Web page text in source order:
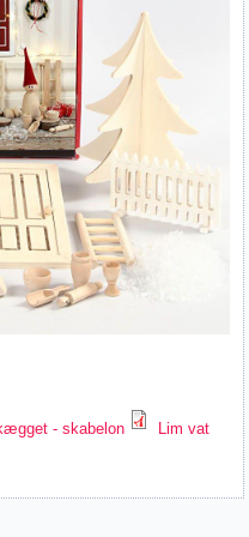
- skabelon Lim vat